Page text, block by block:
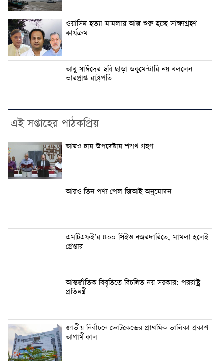
ওয়াসিম হত্যা মামলায় আজ শুরু হচ্ছে সাক্ষ্যগ্রহণ
কার্যক্রম
আবু সাঈদের ছবি ছাড়া ডকুমেন্টারি নয় বললেন
ভারপ্রাপ্ত রাষ্ট্রপতি
এই সপ্তাহের পাঠকপ্রিয়
আরও চার উপদেষ্টার শপথ গ্রহণ
আরও তিন পণ্য পেল জিআই অনুমোদন
এমটিএফই’র ৪০০ সিইও নজরদারিতে, মামলা হলেই
গ্রেপ্তার
আন্তর্জাতিক বিবৃতিতে বিচলিত নয় সরকার: পররাষ্ট্র
প্রতিমন্ত্রী
জাতীয় নির্বাচনে ভোটকেন্দ্রের প্রাথমিক তালিকা প্রকাশ
আগামীকাল